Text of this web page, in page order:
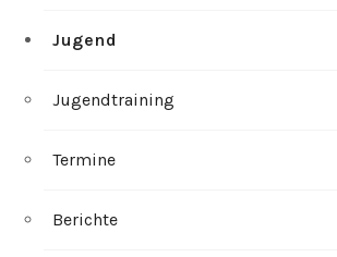
Jugend
Jugendtraining
Termine
Berichte